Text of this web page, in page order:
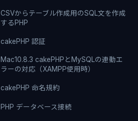
CSVからテーブル作成用のSQL文を作成
するPHP
cakePHP 認証
Mac10.8.3 cakePHPとMySQLの連動エ
ラーの対応（XAMPP使用時）
cakePHP 命名規約
PHP データベース接続